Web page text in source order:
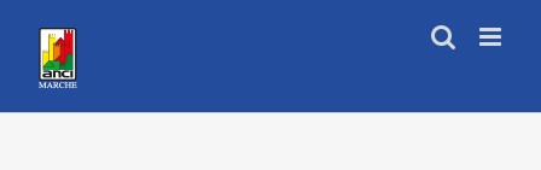
contenuto